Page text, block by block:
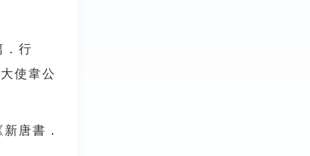
．行
使韋公
唐書．